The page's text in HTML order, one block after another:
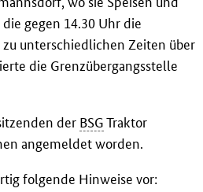
gegen 14.30 Uhr die
unterschiedlichen Zeiten über
die Grenzübergangsstelle
der BSGTraktor
angemeldet worden.
folgende Hinweise vor: